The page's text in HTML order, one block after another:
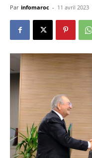
Par infomaroc - 11 avril 2023